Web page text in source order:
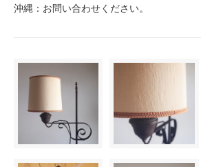
沖縄：お問い合わせください。